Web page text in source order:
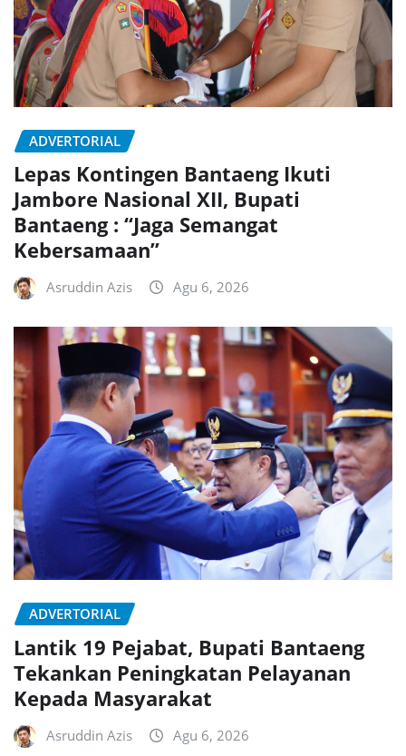
ADVERTORIAL
Lepas Kontingen Bantaeng Ikuti
Jambore Nasional XII, Bupati
Bantaeng : “Jaga Semangat
Kebersamaan”
Asruddin Azis Agu 6, 2026
ADVERTORIAL
Lantik 19 Pejabat, Bupati Bantaeng
Tekankan Peningkatan Pelayanan
Kepada Masyarakat
Asruddin Azis Agu 6, 2026